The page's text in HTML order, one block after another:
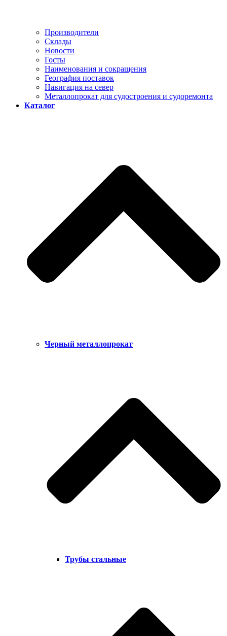
Производители
Склады
Новости
Госты
Наименования и сокращения
География поставок
Навигация на север
Металлопрокат для судостроения и судоремонта
Каталог
Черный металлопрокат
Трубы стальные